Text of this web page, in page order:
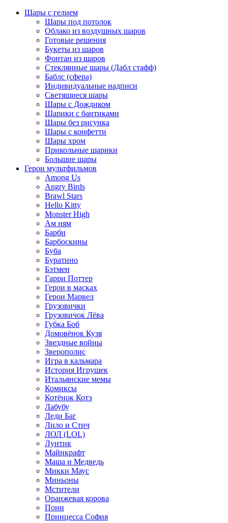
Шары с гелием
Шары под потолок
Облако из воздушных шаров
Готовые решения
Букеты из шаров
Фонтан из шаров
Стеклянные шары (Дабл стафф)
Баблс (сфера)
Индивидуальные надписи
Светящиеся шары
Шары с Дождиком
Шарики с бантиками
Шары без рисунка
Шары с конфетти
Шары хром
Прикольные шарики
Большие шары
Герои мультфильмов
Among Us
Angry Birds
Brawl Stars
Hello Kitty
Monster High
Ам ням
Барби
Барбоскины
Буба
Буратино
Бэтмен
Гарри Поттер
Герои в масках
Герои Марвел
Грузовички
Грузовичок Лёва
Губка Боб
Домовёнок Кузя
Звездные войны
Зверополис
Игра в кальмара
История Игрушек
Итальянские мемы
Комиксы
Котёнок Котэ
Лабубу
Леди Баг
Лило и Стич
ЛОЛ (LOL)
Лунтик
Майнкрафт
Маша и Медведь
Микки Маус
Миньоны
Мстители
Оранжевая корова
Пони
Принцесса София